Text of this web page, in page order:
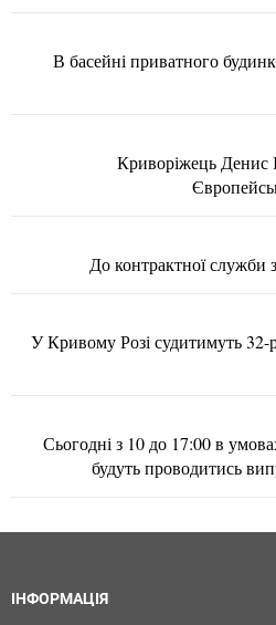
В басейні приватного
Криворіжець Денис
До контрактної
У Кривому Розі судитимуть 32-
Сьогодні з 10 до 17:00 в
будуть проводитись
ІНФОРМАЦІЯ